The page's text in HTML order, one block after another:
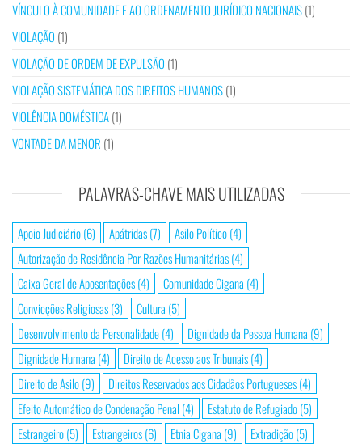
VÍNCULO À COMUNIDADE E AO ORDENAMENTO JURÍDICO NACIONAIS(1)
VIOLAÇÃO (1)
VIOLAÇÃO DE ORDEM DE EXPULSÃO (1)
VIOLAÇÃO SISTEMÁTICA DOS DIREITOS HUMANOS(1)
VIOLÊNCIA DOMÉSTICA(1)
VONTADE DA MENOR (1)
PALAVRAS-CHAVE MAIS UTILIZADAS
Apoio Judiciário(6) Apátridas(7) Asilo Político(4)
Autorização de Residência Por Razões Humanitárias(4)
Caixa Geral de Aposentações(4) Comunidade Cigana (4)
Convicções Religiosas(3) Cultura (5)
Desenvolvimento da Personalidade(4) Dignidade da Pessoa Humana (9)
Dignidade Humana (4) Direito de Acesso aos Tribunais(4)
Direito de Asilo(9) Direitos Reservados aos Cidadãos Portugueses(4)
Efeito Automático de Condenação Penal (4) Estatuto de Refugiado(5)
Estrangeiro(5) Estrangeiros(6) Etnia Cigana (9) Extradição(5)